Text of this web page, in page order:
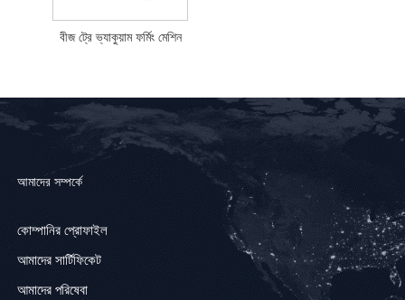
বীজ ট্রে ভ্যাকুয়াম ফর্মিং মেশিন
আমাদের সম্পর্কে
কোম্পানির প্রোফাইল
আমাদের সার্টিফিকেট
আমাদের পরিষেবা